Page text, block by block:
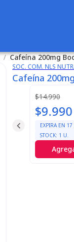
/ Cafeína 200mg
SOC. COM. NLS
Cafeína
$14.990
$9.990
EXPIRA EN 17
STOCK: 1 U.